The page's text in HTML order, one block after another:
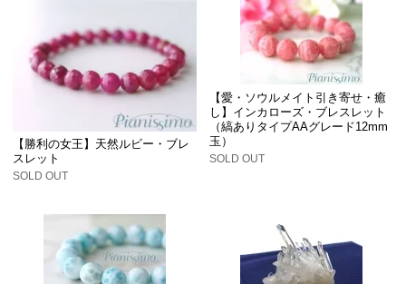
【勝利の女王】天然ルビー・ブレ
スレット
SOLD OUT
【愛・ソウルメイト引き寄せ・癒
し】インカローズ・ブレスレット
（縞ありタイプAAグレード12mm
玉）
SOLD OUT